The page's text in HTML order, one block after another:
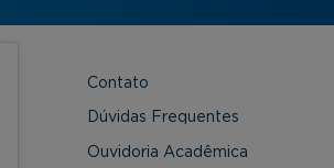
Contato
Dúvidas Frequentes
Ouvidoria Acadêmica